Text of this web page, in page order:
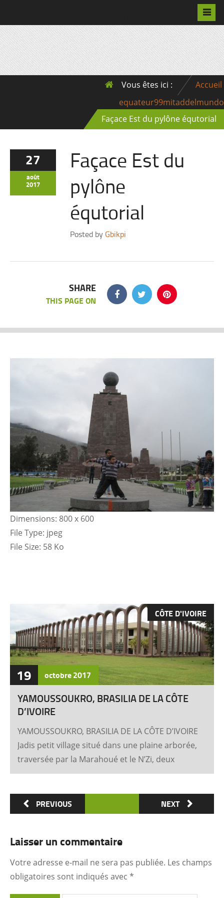
Vous êtes ici :
Accueil
equateur99mitaddelmundo
Façace Est du pylône équtorial
27
août
2017
Façace Est du
pylône
équtorial
Posted by Gbikpi
SHARE
THIS PAGE ON
Dimensions: 800 x 600
File Type: jpeg
File Size: 58 Ko
CÔTE D'IVOIRE
19 octobre2017
YAMOUSSOUKRO, BRASILIA DE LA CÔTE
D’IVOIRE
YAMOUSSOUKRO, BRASILIA DE LA CÔTE D’IVOIRE
Jadis petit village situé dans une plaine arborée,
traversée par la Marahoué et le N’Zi, deux
affluents du Bandama, Yamoussoukro est
synonyme de la Côte d’Ivoire Un symbole
universel Créée ex nihilo au centre du pays à
un événement majeur dans l’histoire de
l’urbanisme de la Côte d’Ivoire. Félix Houphouët-
Boigny et ses architectes (Pierre Fakhoury et
PREVIOUS NEXT
Laisser un commentaire
Votre adresse e-mail ne sera pas publiée. Les champs
obligatoires sont indiqués avec *